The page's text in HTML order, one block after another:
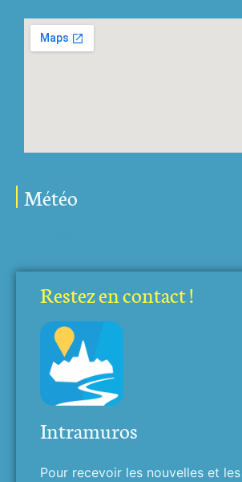
Météo
Restez en contact !
Intramuros
Pour recevoir les nouvelles et